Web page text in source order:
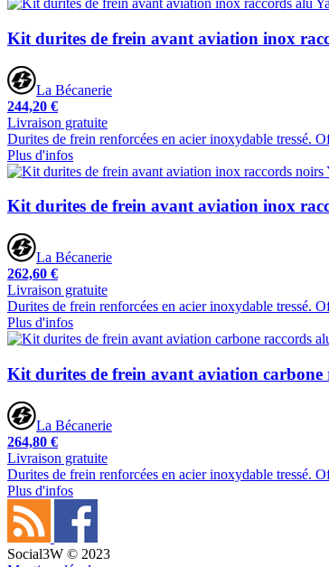
Kit durites de frein avant aviation inox
La Bécanerie
244,20 €
Livraison gratuite
Durites de frein renforcées en acier inoxydable tressé.
Plus d'infos
Kit durites de frein avant aviation inox
La Bécanerie
262,60 €
Livraison gratuite
Durites de frein renforcées en acier inoxydable tressé.
Plus d'infos
Kit durites de frein avant aviation carbone
La Bécanerie
264,80 €
Livraison gratuite
Durites de frein renforcées en acier inoxydable tressé.
Plus d'infos
Social3W © 2023